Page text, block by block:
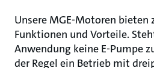
Unsere MGE-Motoren bieten
Funktionen und Vorteile.
Anwendung keine E-Pumpe
der Regel ein Betrieb mit